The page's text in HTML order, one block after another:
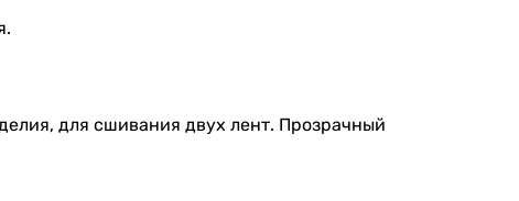
для сшивания двух лент. Прозрачный